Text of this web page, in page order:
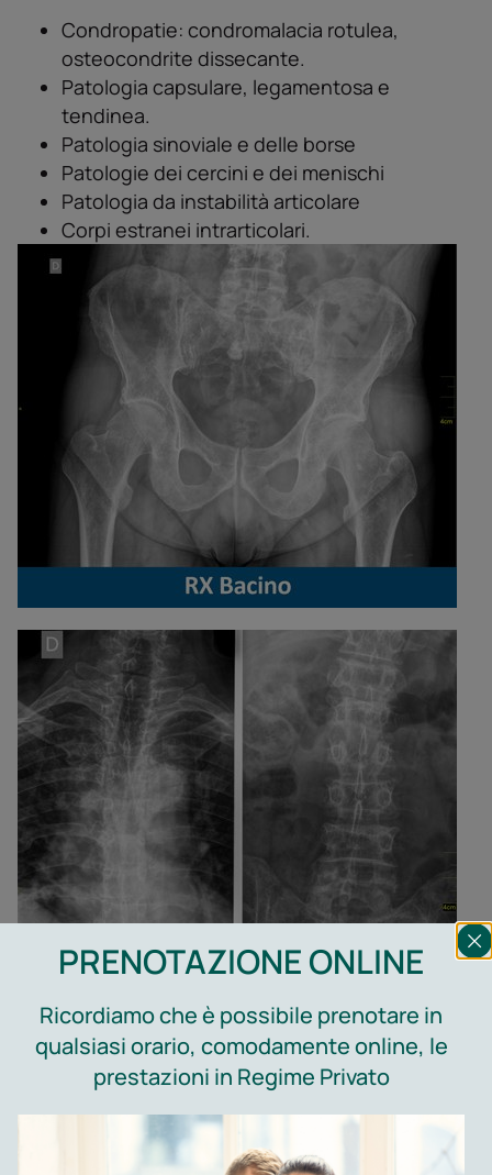
Condropatie: condromalacia rotulea,
osteocondrite dissecante.
Patologia capsulare, legamentosa e
tendinea.
Patologia sinoviale e delle borse
Patologie dei cercini e dei menischi
Patologia da instabilità articolare
Corpi estranei intrarticolari.
PRENOTAZIONE ONLINE
Ricordiamo che è possibile prenotare in
qualsiasi orario, comodamente online, le
prestazioni in Regime Privato